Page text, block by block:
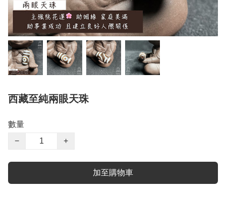
西藏至純兩眼天珠
數量
−
+
加至購物車